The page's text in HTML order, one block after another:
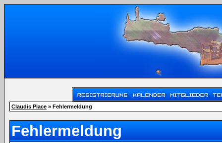
Claudis Place » Fehlermeldung
Fehlermeldung